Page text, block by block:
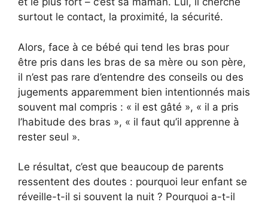
surtout le contact, la proximité, la sécurité.
Alors, face à ce bébé qui tend les bras pour
être pris dans les bras de sa mère ou son père,
il n’est pas rare d’entendre des conseils ou des
jugements apparemment bien intentionnés mais
souvent mal compris : « il est gâté », « il a pris
l’habitude des bras », « il faut qu’il apprenne à
rester seul ».
Le résultat, c’est que beaucoup de parents
ressentent des doutes : pourquoi leur enfant se
réveille-t-il si souvent la nuit ? Pourquoi a-t-il